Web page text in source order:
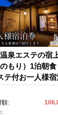
泉エステの宿
のもり）1泊朝
テ付お一人様宿
券 宿泊 旅行券
旅行 ホテル 旅
チケット トラ
額:
: